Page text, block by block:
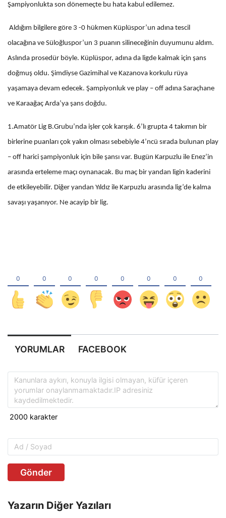
Şampiyonlukta son dönemeçte bu hata kabul edilemez.
Aldığım bilgilere göre 3 -0 hükmen Küplüspor’un adına tescil
olacağına ve Süloğluspor’un 3 puanın silineceğinin duyumunu aldım.
Aslında prosedür böyle. Küplüspor, adına da ligde kalmak için şans
doğmuş oldu. Şimdiyse Gazimihal ve Kazanova korkulu rüya
yaşamaya devam edecek. Şampiyonluk ve play – off adına Saraçhane
ve Karaağaç Arda’ya şans doğdu.
1.Amatör Lig B.Grubu’nda işler çok karışık. 6’lı grupta 4 takımın bir
birlerine puanları çok yakın olması sebebiyle 4’ncü sırada bulunan play
– off harici şampiyonluk için bile şansı var. Bugün Karpuzlu ile Enez’in
arasında erteleme maçı oynanacak. Bu maç bir yandan ligin kaderini
de etkileyebilir. Diğer yandan Yıldız ile Karpuzlu arasında lig’de kalma
savaşı yaşanıyor. Ne acayip bir lig.
YORUMLAR FACEBOOK
Gönder
Yazarın Diğer Yazıları